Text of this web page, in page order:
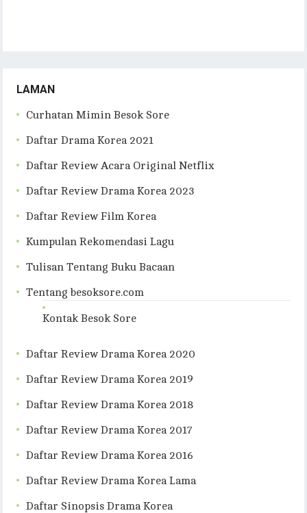
LAMAN
Curhatan Mimin Besok Sore
Daftar Drama Korea 2021
Daftar Review Acara Original Netflix
Daftar Review Drama Korea 2023
Daftar Review Film Korea
Kumpulan Rekomendasi Lagu
Tulisan Tentang Buku Bacaan
Tentang besoksore.com
Kontak Besok Sore
Daftar Review Drama Korea 2020
Daftar Review Drama Korea 2019
Daftar Review Drama Korea 2018
Daftar Review Drama Korea 2017
Daftar Review Drama Korea 2016
Daftar Review Drama Korea Lama
Daftar Sinopsis Drama Korea